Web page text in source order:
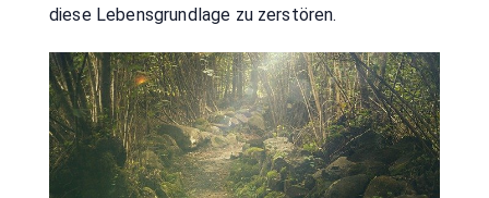
diese Lebensgrundlage zu zerstören.